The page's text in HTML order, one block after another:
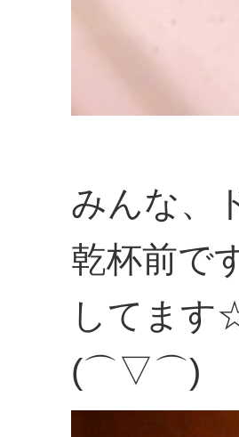
みんな、
乾杯前で
してます
(⌒▽⌒)